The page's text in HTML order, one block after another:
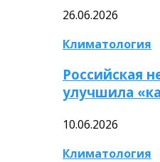
26.06.2026
Климатология
Российская
улучшила
10.06.2026
Климатология